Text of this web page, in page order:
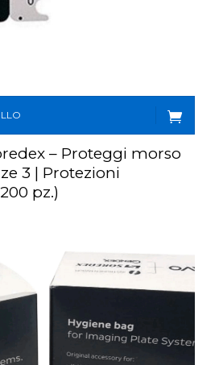
– Proteggi morso
3 | Protezioni
pz.)